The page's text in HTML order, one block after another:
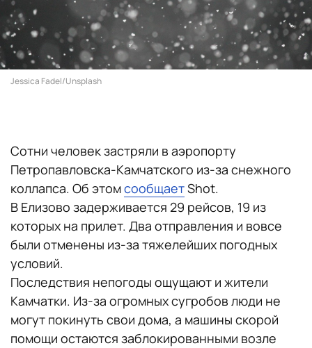
Jessica Fadel/Unsplash
Сотни человек застряли в аэропорту
Петропавловска-Камчатского из-за снежного
коллапса. Об этомсообщаетShot.
В Елизово задерживается 29 рейсов, 19 из
которых на прилет. Два отправления и вовсе
были отменены из-за тяжелейших погодных
условий.
Последствия непогоды ощущают и жители
Камчатки. Из-за огромных сугробов люди не
могут покинуть свои дома, а машины скорой
помощи остаются заблокированными возле